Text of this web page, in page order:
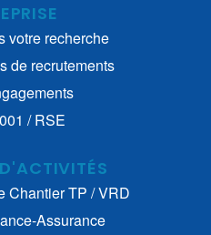
votre recherche
de recrutements
/ RSE
Chantier TP / VRD
Assurance